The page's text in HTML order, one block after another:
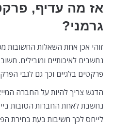
אז מה עדיף,
גרמני?
זוהי אכן אחת השאלות החשובות
נחשבים לאיכותיים ומובילים.
פרקטים בלגיים וכך גם לגבי
הדגש צריך להיות על החברה
נחשבת לאחת החברות הטובות
לייחס לכך חשיבות בעת בחירת